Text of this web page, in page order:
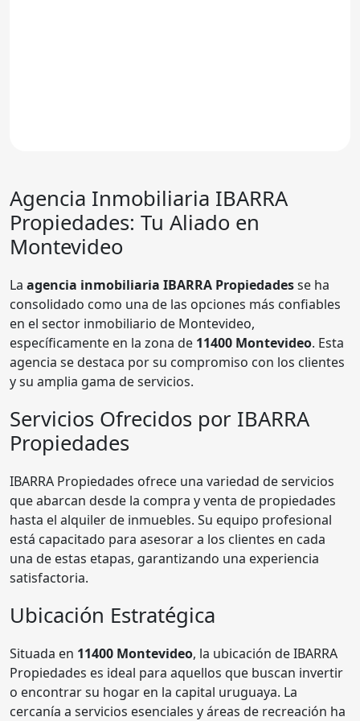
Agencia Inmobiliaria IBARRA
Propiedades: Tu Aliado en
Montevideo
La agencia inmobiliaria IBARRA Propiedadesse ha
consolidado como una de las opciones más confiables
en el sector inmobiliario de Montevideo,
específicamente en la zona de 11400 Montevideo. Esta
agencia se destaca por su compromiso con los clientes
y su amplia gama de servicios.
Servicios Ofrecidos por IBARRA
Propiedades
IBARRA Propiedades ofrece una variedad de servicios
que abarcan desde la compra y venta de propiedades
hasta el alquiler de inmuebles. Su equipo profesional
está capacitado para asesorar a los clientes en cada
una de estas etapas, garantizando una experiencia
satisfactoria.
Ubicación Estratégica
Situada en 11400 Montevideo, la ubicación de IBARRA
Propiedades es ideal para aquellos que buscan invertir
o encontrar su hogar en la capital uruguaya. La
cercanía a servicios esenciales y áreas de recreación ha